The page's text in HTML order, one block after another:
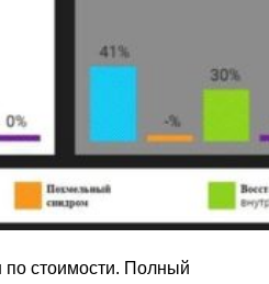
по стоимости. Полный